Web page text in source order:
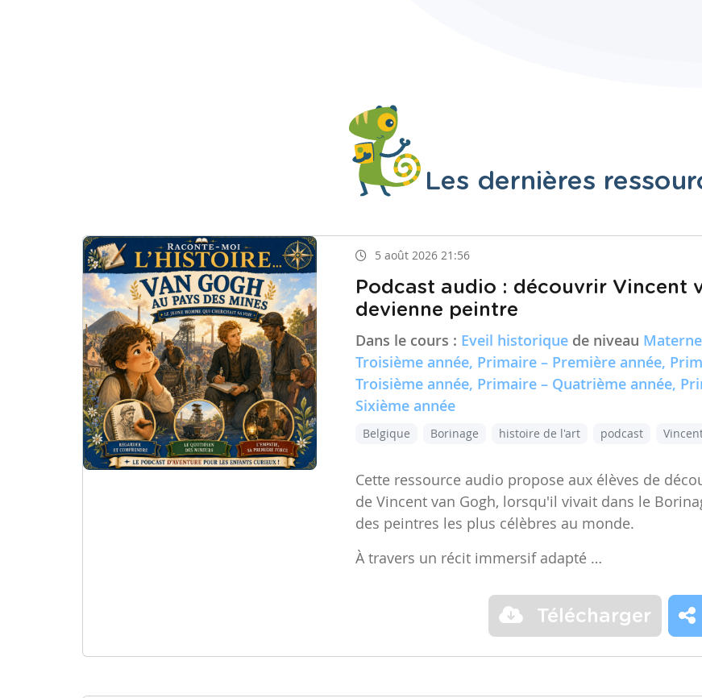
Les dernières
5 août 2026 21:56
Podcast audio : découvrir Vincent
devienne peintre
Dans le cours : Eveil historique de niveau
Troisième année, Primaire – Première année,
Troisième année, Primaire – Quatrième année,
Sixième année
Belgique Borinage histoire de l'art podcast
Cette ressource audio propose aux élèves de
de Vincent van Gogh, lorsqu'il vivait dans le
des peintres les plus célèbres au monde.
À travers un récit immersif adapté …
Télécharger